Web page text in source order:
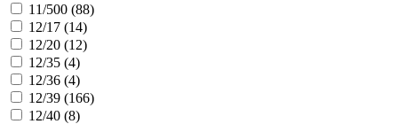
11/500 (88)
12/17 (14)
12/20 (12)
12/35 (4)
12/36 (4)
12/39 (166)
12/40 (8)